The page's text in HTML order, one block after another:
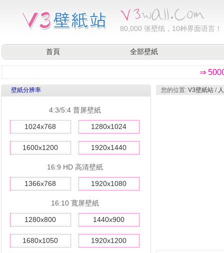
80,000 张壁纸，10种界面语言！
首頁 全部壁紙
⇒
壁紙分辨率
4:3/5:4 普屏壁紙
1024x768 1280x1024
1600x1200 1920x1440
16:9 HD 高清壁紙
1366x768 1920x1080
16:10 寬屏壁紙
1280x800 1440x900
1680x1050 1920x1200
您的位置: V3壁紙站 /